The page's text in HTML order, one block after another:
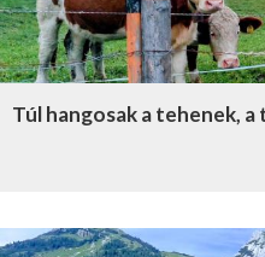
Túl hangosak a tehenek,